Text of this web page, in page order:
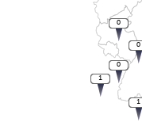
0
1
0
0
1